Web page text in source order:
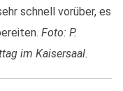
schnell vorüber, es
Foto: P.
im Kaisersaal.